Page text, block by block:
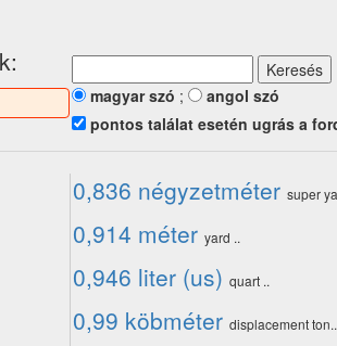
magyar szó ;
angol szó
pontos találat esetén ugrás a
0,836 négyzetméter super
0,914 méter yard ..
0,946 liter (us) quart ..
0,99 köbméter displacement ton..